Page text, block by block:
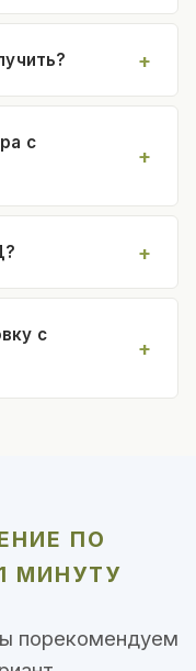
с
с
ПО
МИНУТУ
порекомендуем